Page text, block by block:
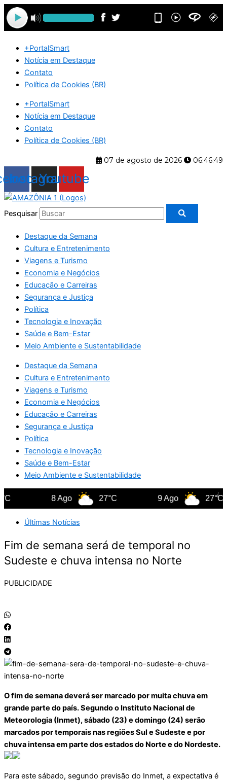
Ir
para
o
+PortalSmart
Notícia em Destaque
Contato
Política de Cookies (BR)
+PortalSmart
Notícia em Destaque
Contato
Política de Cookies (BR)
07 de agosto de 2026 06:46:50
Instagram
Youtube
Pesquisar
Destaque da Semana
Cultura e Entretenimento
Viagens e Turismo
Economia e Negócios
Educação e Carreiras
Segurança e Justiça
Política
Tecnologia e Inovação
Saúde e Bem-Estar
Meio Ambiente e Sustentabilidade
Destaque da Semana
Cultura e Entretenimento
Viagens e Turismo
Economia e Negócios
Educação e Carreiras
Segurança e Justiça
Política
Tecnologia e Inovação
Saúde e Bem-Estar
Meio Ambiente e Sustentabilidade
8 Ago 27°C 9 Ago 27°C
Últimas Notícias
Fim de semana será de temporal no
Sudeste e chuva intensa no Norte
PUBLICIDADE
O fim de semana deverá ser marcado por muita chuva em
grande parte do país. Segundo o Instituto Nacional de
Meteorologia (Inmet), sábado (23) e domingo (24) serão
marcados por temporais nas regiões Sul e Sudeste e por
chuva intensa em parte dos estados do Norte e do Nordeste.
Para este sábado, segundo previsão do Inmet, a expectativa é